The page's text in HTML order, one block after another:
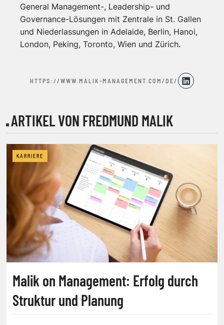
General Management-, Leadership- und
Governance-Lösungen mit Zentrale in St. Gallen
und Niederlassungen in Adelaide, Berlin, Hanoi,
London, Peking, Toronto, Wien und Zürich.
HTTPS://WWW.MALIK-MANAGEMENT.COM/DE/
ARTIKEL VON FREDMUND MALIK
KARRIERE
Malik on Management: Erfolg durch
Struktur und Planung